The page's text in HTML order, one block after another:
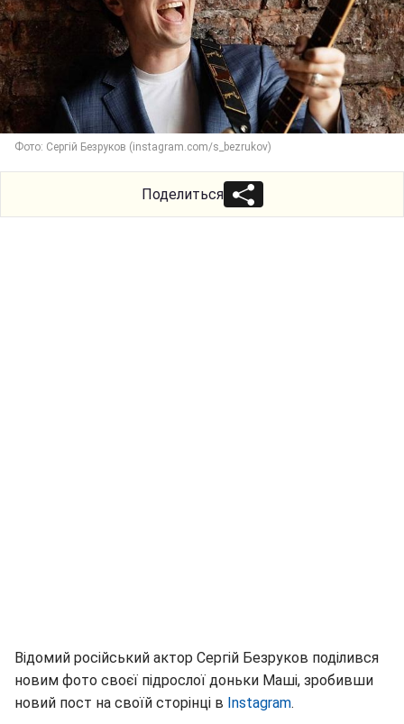
Фото: Сергій Безруков (instagram.com/s_bezrukov)
Поделиться
Відомий російський актор Сергій Безруков поділився
новим фото своєї підрослої доньки Маші, зробивши
новий пост на своїй сторінці в Instagram.